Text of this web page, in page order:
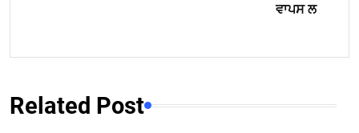
ਵਾਪਸ ਲ
Related Post